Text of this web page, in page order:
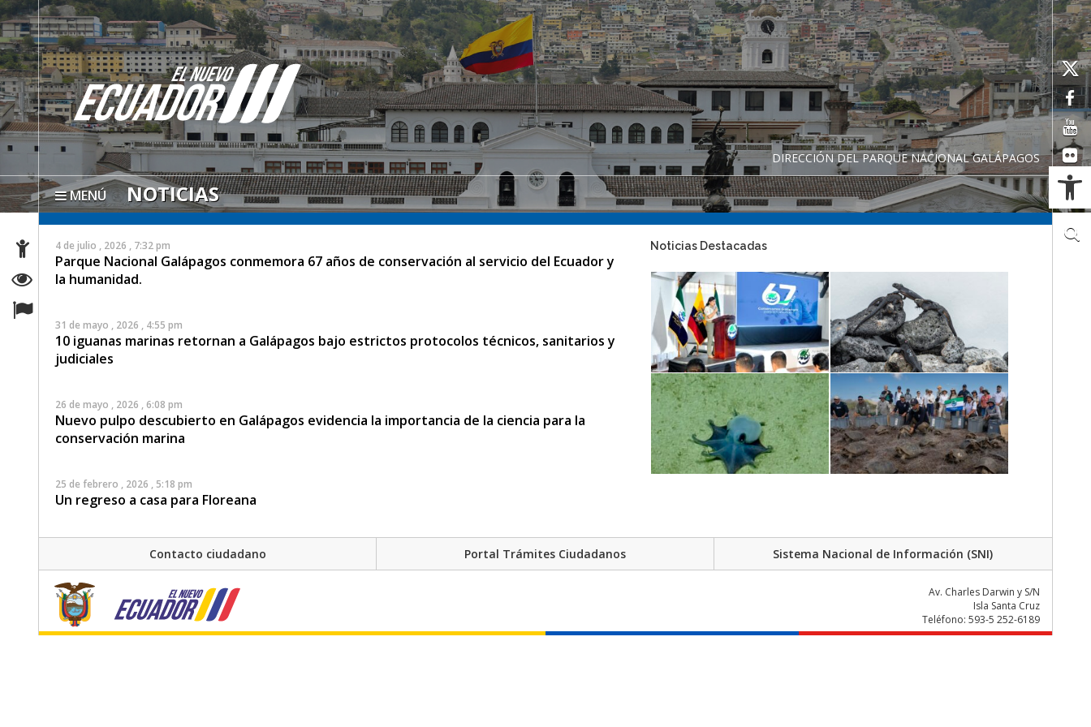
DIRECCIÓN DEL PARQUE NACIONAL GALÁPAGOS
MENÚ NOTICIAS
4 de julio , 2026 , 7:32 pm
Parque Nacional Galápagos conmemora 67 años de conservación al servicio del Ecuador y
la humanidad.
31 de mayo , 2026 , 4:55 pm
10 iguanas marinas retornan a Galápagos bajo estrictos protocolos técnicos, sanitarios y
judiciales
26 de mayo , 2026 , 6:08 pm
Nuevo pulpo descubierto en Galápagos evidencia la importancia de la ciencia para la
conservación marina
25 de febrero , 2026 , 5:18 pm
Un regreso a casa para Floreana
Galápagos refuerza la protección de los lobos marinos con un plan de manejo actualizado
en la Isla San Cristóbal
7 de agosto , 2025 , 9:09 am
La Dirección del Parque Nacional Galápagos contribuye al aprendizaje de más de 2.000
Noticias Destacadas
Contacto ciudadano Portal Trámites Ciudadanos Sistema Nacional de Información (SNI)
Av. Charles Darwin y S/N
Isla Santa Cruz
Teléfono: 593-5 252-6189